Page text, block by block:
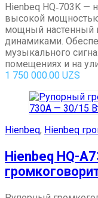
Hienbeq HQ‑703K —
высокой
мощный настенный
динамиками.
музыкального
помещениях и на
1 750 000.00 UZS
Hienbeq, Hienbeq
Hienbeq HQ-